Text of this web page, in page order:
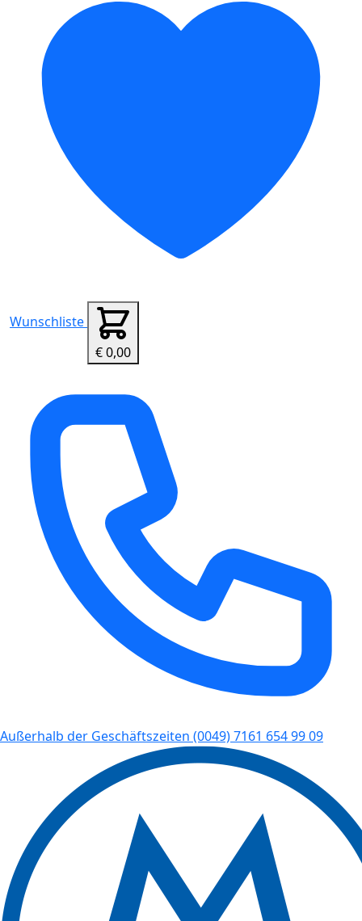
Wunschliste
€ 0,00
Außerhalb der Geschäftszeiten (0049) 7161 654 99 09